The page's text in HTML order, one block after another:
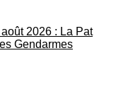
2026 : La Pat
Gendarmes